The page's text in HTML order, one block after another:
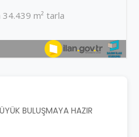
BULUŞMAYA HAZIR